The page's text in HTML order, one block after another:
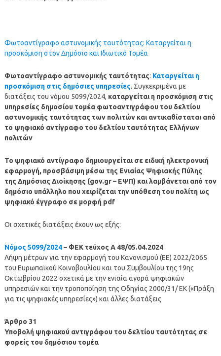
Φωτοαντίγραφο αστυνομικής ταυτότητας: Καταργείται η
προσκόμιση στον Δημόσιο και Ιδιωτικό Τομέα
Φωτοαντίγραφο αστυνομικής ταυτότητας: Καταργείται η
προσκόμιση στις δημόσιες υπηρεσίες. Συγκεκριμένα με
διατάξεις του νόμου 5099/2024, καταργείται η προσκόμιση στις
υπηρεσίες δημοσίου τομέα φωτοαντιγράφου του δελτίου
αστυνομικής ταυτότητας των πολιτών και αντικαθίσταται από
το ψηφιακό αντίγραφο του δελτίου ταυτότητας Ελλήνων
πολιτών
Το ψηφιακό αντίγραφο δημιουργείται σε ειδική ηλεκτρονική
εφαρμογή, προσβάσιμη μέσω της Ενιαίας Ψηφιακής Πύλης
της Δημόσιας Διοίκησης (gov.gr – ΕΨΠ) και λαμβάνεται από τον
δημόσιο υπάλληλο που χειρίζεται την υπόθεση του πολίτη ως
ψηφιακό έγγραφο σε μορφή pdf
Οι σχετικές διατάξεις έχουν ως εξής:
Νόμος 5099/2024– ΦΕΚ τεύχος Α 48/05.04.2024
Λήψη μέτρων για την εφαρμογή του Κανονισμού (ΕΕ) 2022/2065
του Ευρωπαϊκού Κοινοβουλίου και του Συμβουλίου της 19ης
Οκτωβρίου 2022 σχετικά με την ενιαία αγορά ψηφιακών
υπηρεσιών και την τροποποίηση της Οδηγίας 2000/31/ ΕΚ («Πράξη
για τις ψηφιακές υπηρεσίες») και άλλες διατάξεις
Άρθρο 31
Υποβολή ψηφιακού αντιγράφου του δελτίου ταυτότητας σε
φορείς του δημόσιου τομέα